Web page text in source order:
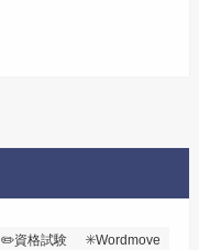
✏️資格試験
✳️Wordmove